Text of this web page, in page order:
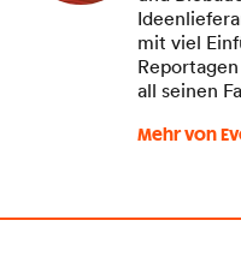
mit viel
all seinen
Mehr von